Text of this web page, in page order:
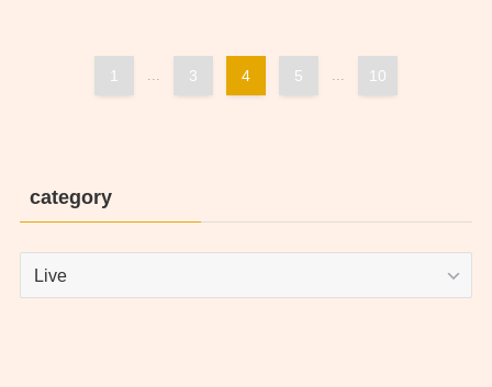
1 3 4 5 10
category
category